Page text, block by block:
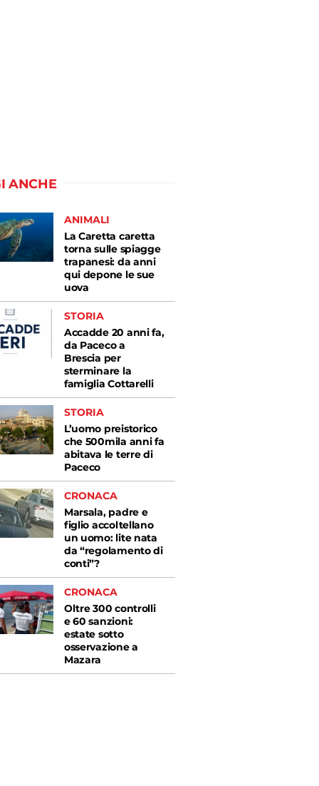
ANCHE
ANIMALI
La Caretta caretta
torna sulle spiagge
trapanesi: da anni
qui depone le sue
uova
STORIA
Accadde 20 anni fa,
da Paceco a
Brescia per
sterminare la
famiglia Cottarelli
STORIA
L’uomo preistorico
che 500mila anni fa
abitava le terre di
Paceco
CRONACA
Marsala, padre e
figlio accoltellano
un uomo: lite nata
da “regolamento di
conti”?
CRONACA
Oltre 300 controlli
e 60 sanzioni:
estate sotto
osservazione a
Mazara